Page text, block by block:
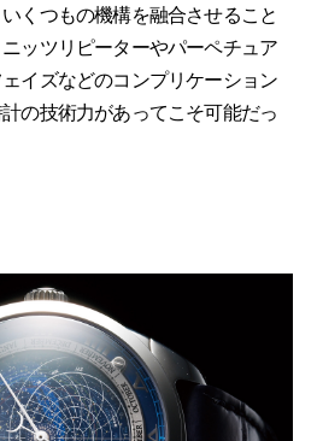
くつもの機構を融合させること
ッツリピーターやパーペチュア
イズなどのコンプリケーション
の技術力があってこそ可能だっ